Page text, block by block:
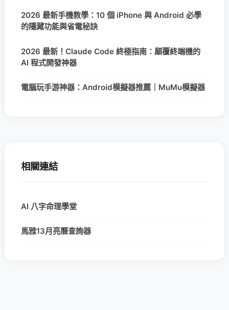
2026 最新手機教學：10 個 iPhone 與 Android 必學
的隱藏功能與省電秘訣
2026 最新！Claude Code 終極指南：顛覆終端機的
AI 程式開發神器
電腦玩手游神器：Android模擬器推薦｜MuMu模擬器
相關連結
AI 八字命理學堂
馬雅13月亮曆查詢器